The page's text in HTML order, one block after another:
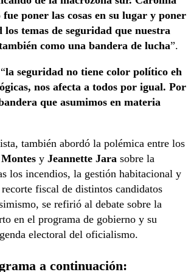
poner las cosas en su lugar y poner
temas de seguridad que nuestra
como una bandera de lucha”.
la seguridad no tiene color político eh
nos afecta a todos por igual. Por
que asumimos en materia
también abordó la polémica entre los
y Jeannette Jara sobre la
los incendios, la gestión habitacional y
fiscal de distintos candidatos
se refirió al debate sobre la
en el programa de gobierno y su
electoral del oficialismo.
a continuación: